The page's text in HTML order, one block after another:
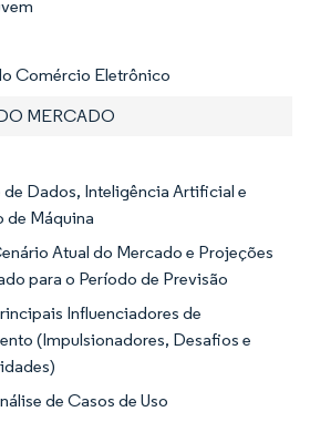
Comércio Eletrônico
MERCADO
de Dados, Inteligência Artificial e
de Máquina
Atual do Mercado e Projeções
para o Período de Previsão
Influenciadores de
(Impulsionadores, Desafios e
de Casos de Uso